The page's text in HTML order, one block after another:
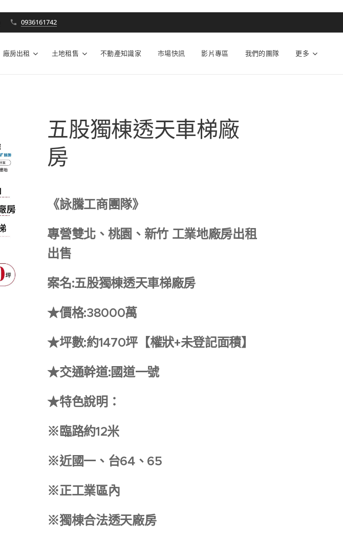
0936161742
廠房出租 土地租售 不動產知識家 市場快訊 影片專區 我們的團隊 更多
五股獨棟透天車梯廠
房
《詠騰工商團隊》
專營雙北、桃園、新竹 工業地廠房出租
出售
案名:五股獨棟透天車梯廠房
★價格:38000萬
★坪數:約1470坪【權狀+未登記面積】
★交通幹道:國道一號
★特色說明：
※臨路約12米
※近國一、台64、65
※正工業區內
※獨棟合法透天廠房